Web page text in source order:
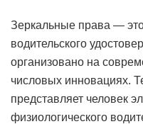
Зеркальные права —
водительского
организовано на
числовых инновациях.
представляет человек
физиологического